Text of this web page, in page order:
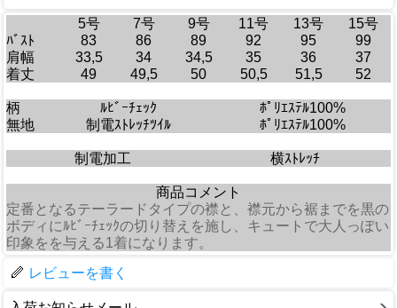
5号 7号 9号 11号 13号
15号
ﾊﾞｽﾄ
83 86 89 92 95
99
肩幅
33,5 34 34,5 35 36
37
着丈
49 49,5 50 50,5 51,5 52
柄 ﾙﾋﾞｰﾁｪｯｸ
ﾎﾟﾘｴｽﾃﾙ100%
無地
制電ｽﾄﾚｯﾁﾂｲﾙ ﾎﾟﾘｴｽﾃﾙ100%
制電加工 横ｽﾄﾚｯﾁ
商品コメント
定番となるテーラードタイプの襟と、襟元から裾までを黒の
ボディにﾙﾋﾞｰﾁｪｯｸの切り替えを施し、キュートで大人っぽい
印象をを与える1着になります。
レビューを書く